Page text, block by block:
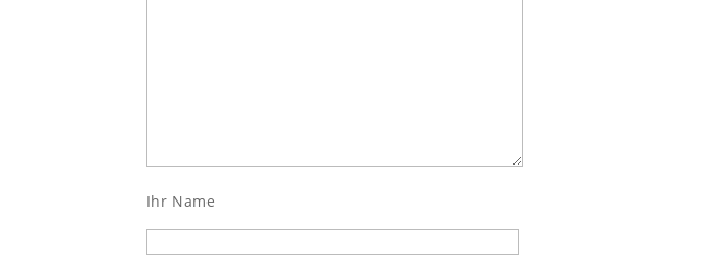
Ihr Name